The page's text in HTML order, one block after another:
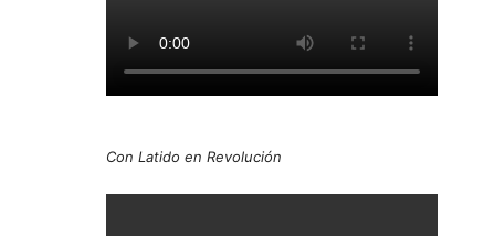
Con Latido en Revolución